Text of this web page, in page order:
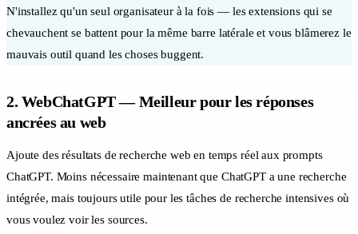
N'installez qu'un seul organisateur à la fois — les extensions qui se
chevauchent se battent pour la même barre latérale et vous blâmerez le
mauvais outil quand les choses buggent.
2. WebChatGPT — Meilleur pour les réponses
ancrées au web
Ajoute des résultats de recherche web en temps réel aux prompts
ChatGPT. Moins nécessaire maintenant que ChatGPT a une recherche
intégrée, mais toujours utile pour les tâches de recherche intensives où
vous voulez voir les sources.